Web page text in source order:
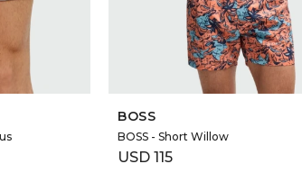
SELECCIONAR TALLE
BOSS
BOSS - Short Willow
USD 115